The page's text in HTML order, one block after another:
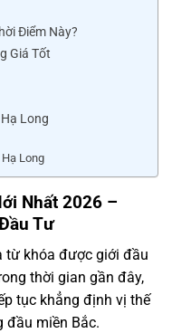
Điểm Này?
Giá Tốt
Long
Long
Nhất 2026 –
Tư
từ khóa được giới đầu
thời gian gần đây,
tục khẳng định vị thế
đầu miền Bắc.